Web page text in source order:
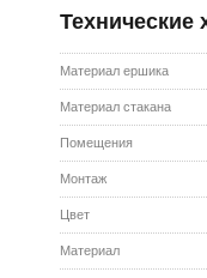
Технические
Материал ершика
Материал стакана
Помещения
Монтаж
Цвет
Материал